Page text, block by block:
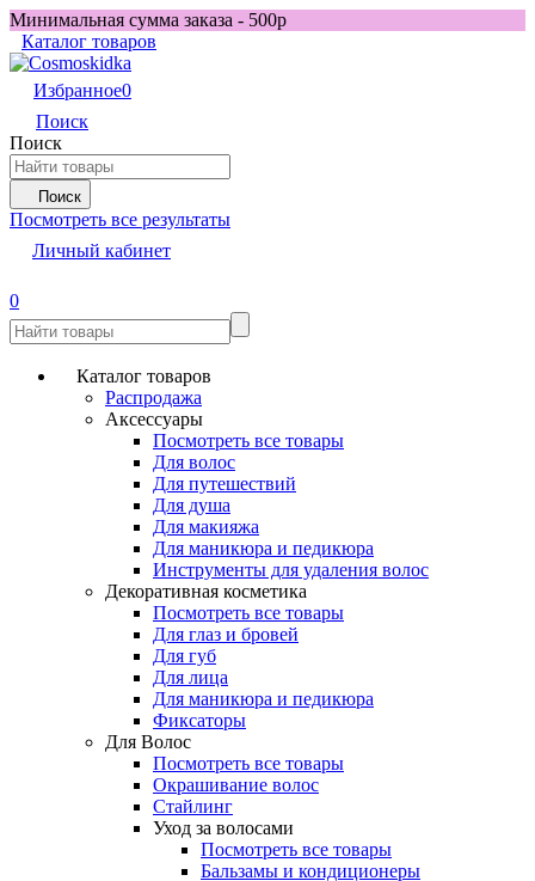
Минимальная сумма заказа - 500р
Каталог товаров
Избранное0
Поиск
Поиск
Поиск
Посмотреть все результаты
Личный кабинет
0
Каталог товаров
Распродажа
Аксессуары
Посмотреть все товары
Для волос
Для путешествий
Для душа
Для макияжа
Для маникюра и педикюра
Инструменты для удаления волос
Декоративная косметика
Посмотреть все товары
Для глаз и бровей
Для губ
Для лица
Для маникюра и педикюра
Фиксаторы
Для Волос
Посмотреть все товары
Окрашивание волос
Стайлинг
Уход за волосами
Посмотреть все товары
Бальзамы и кондиционеры